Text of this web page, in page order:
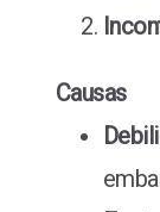
Causas